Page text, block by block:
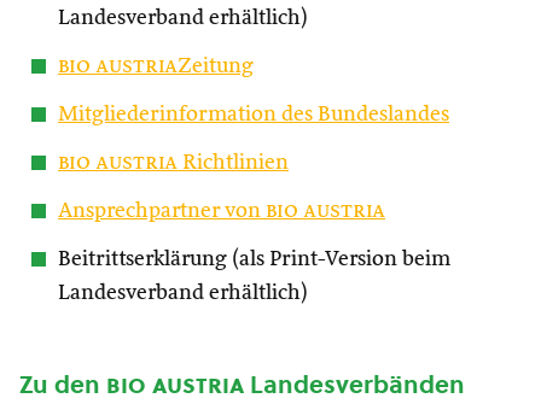
Landesverband erhältlich)
bio austriaZeitung
Mitgliederinformation des Bundeslandes
bio austria Richtlinien
Ansprechpartner von bio austria
Beitrittserklärung (als Print-Version beim
Landesverband erhältlich)
Zu den bio austria Landesverbänden